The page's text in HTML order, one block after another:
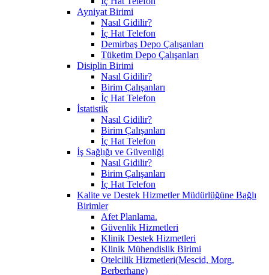
Ayniyat Birimi
Nasıl Gidilir?
İç Hat Telefon
Demirbaş Depo Çalışanları
Tüketim Depo Çalışanları
Disiplin Birimi
Nasıl Gidilir?
Birim Çalışanları
İç Hat Telefon
İstatistik
Nasıl Gidilir?
Birim Çalışanları
İç Hat Telefon
İş Sağlığı ve Güvenliği
Nasıl Gidilir?
Birim Çalışanları
İç Hat Telefon
Kalite ve Destek Hizmetler Müdürlüğüne Bağlı
Birimler
Afet Planlama.
Güvenlik Hizmetleri
Klinik Destek Hizmetleri
Klinik Mühendislik Birimi
Otelcilik Hizmetleri(Mescid, Morg,
Berberhane)